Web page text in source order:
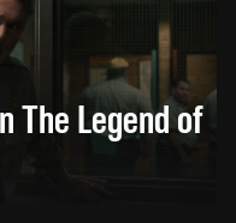
The Legend of